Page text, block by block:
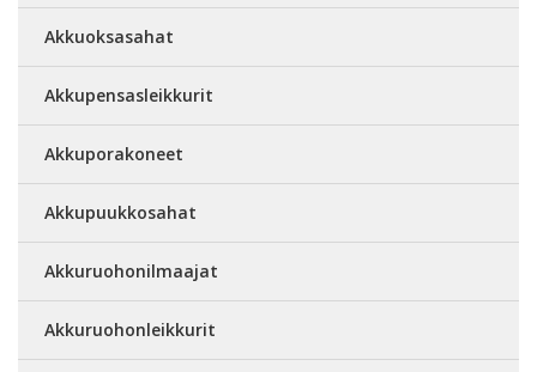
Akkuoksasahat
Akkupensasleikkurit
Akkuporakoneet
Akkupuukkosahat
Akkuruohonilmaajat
Akkuruohonleikkurit